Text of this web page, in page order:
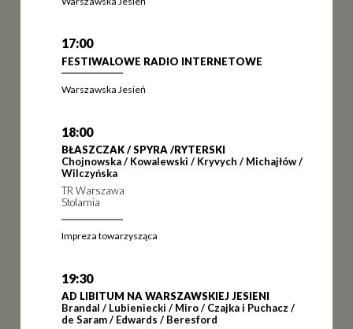
17:00
FESTIWALOWE RADIO INTERNETOWE
Warszawska Jesień
18:00
BŁASZCZAK / SPYRA /RYTERSKI
Chojnowska / Kowalewski / Kryvych / Michajłów /
Wilczyńska
TR Warszawa
Stolarnia
Impreza towarzysząca
19:30
AD LIBITUM NA WARSZAWSKIEJ JESIENI
Brandal / Lubieniecki / Miro / Czajka i Puchacz /
de Saram / Edwards / Beresford